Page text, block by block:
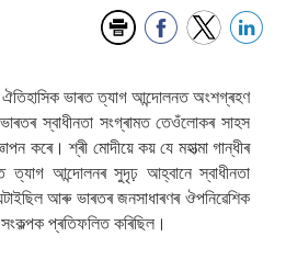
ঐতিহাসিক ভাৰত ত্যাগ আন্দোলনত অংশগ্ৰহণ
স্বাধীনতা সংগ্ৰামত তেওঁলোকৰ সাহস
কৰে। শ্ৰী মোদীয়ে কয় যে মহাত্মা গান্ধীৰ
ত্যাগ আন্দোলনৰ সুদৃঢ় আহ্বানে স্বাধীনতা
আৰু ভাৰতৰ জনসাধাৰণৰ ঔপনিৱেশিক
প্ৰতিফলিত কৰিছিল।